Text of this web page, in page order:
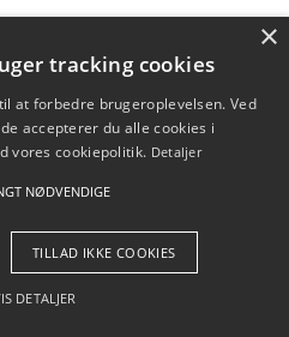
- Pilanto Aps
Blog Betingelser
×
tracking cookies
at forbedre brugeroplevelsen. Ved
accepterer du alle cookies i
vores cookiepolitik. Detaljer
NØDVENDIGE
TILLAD IKKE COOKIES
DETALJER